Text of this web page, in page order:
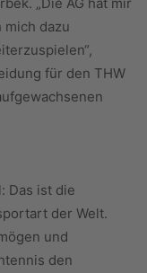
mich dazu
für den THW
Das ist die
der Welt.
und
den